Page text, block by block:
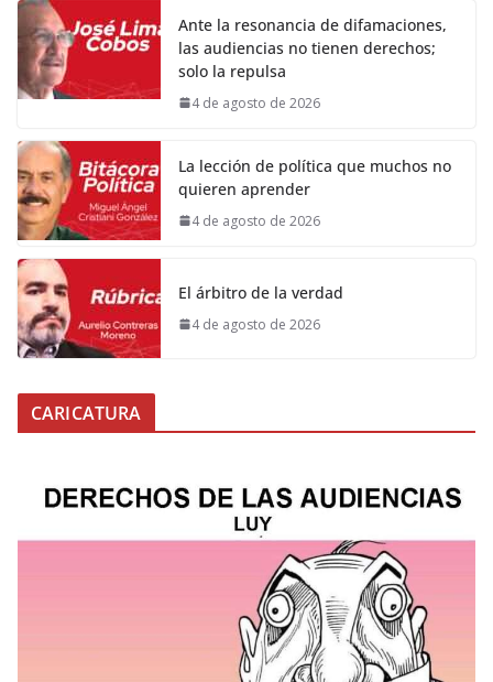
Ante la resonancia de difamaciones,
las audiencias no tienen derechos;
solo la repulsa
4 de agosto de 2026
La lección de política que muchos no
quieren aprender
4 de agosto de 2026
El árbitro de la verdad
4 de agosto de 2026
CARICATURA